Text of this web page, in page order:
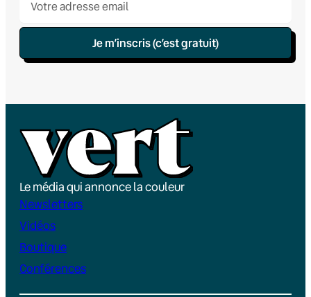
Je m’inscris (c’est gratuit)
Le média qui annonce la couleur
Newsletters
Vidéos
Boutique
Conférences